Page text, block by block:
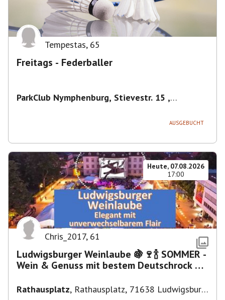
Tempestas, 65
Freitags - Federballer
ParkClub Nymphenburg, Stievestr. 15 ,
AUSGEBUCHT
Heute, 07.08.2026
17:00
Chris_2017, 61
Ludwigsburger Weinlaube 🍇🍷🍾 SOMMER -
Wein & Genuss mit bestem Deutschrock 🎼
Rathausplatz, Rathausplatz, 71638 Ludwigsburg,